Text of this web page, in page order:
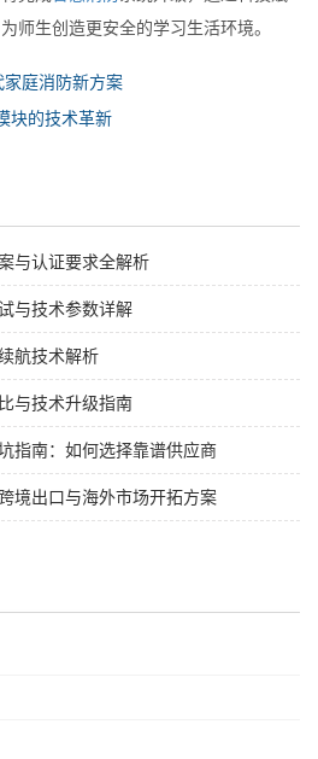
师生创造更安全的学习生活环境。
庭消防新方案
块的技术革新
与认证要求全解析
与技术参数详解
航技术解析
与技术升级指南
指南：如何选择靠谱供应商
境出口与海外市场开拓方案